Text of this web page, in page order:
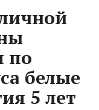
по
белые
5 лет